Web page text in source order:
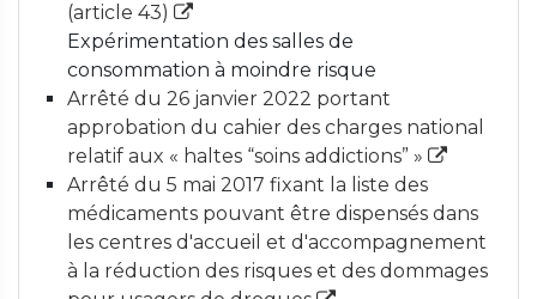
(article 43)
Expérimentation des salles de
consommation à moindre risque
Arrêté du 26 janvier 2022 portant
approbation du cahier des charges national
relatif aux « haltes “soins addictions” »
Arrêté du 5 mai 2017 fixant la liste des
médicaments pouvant être dispensés dans
les centres d'accueil et d'accompagnement
à la réduction des risques et des dommages